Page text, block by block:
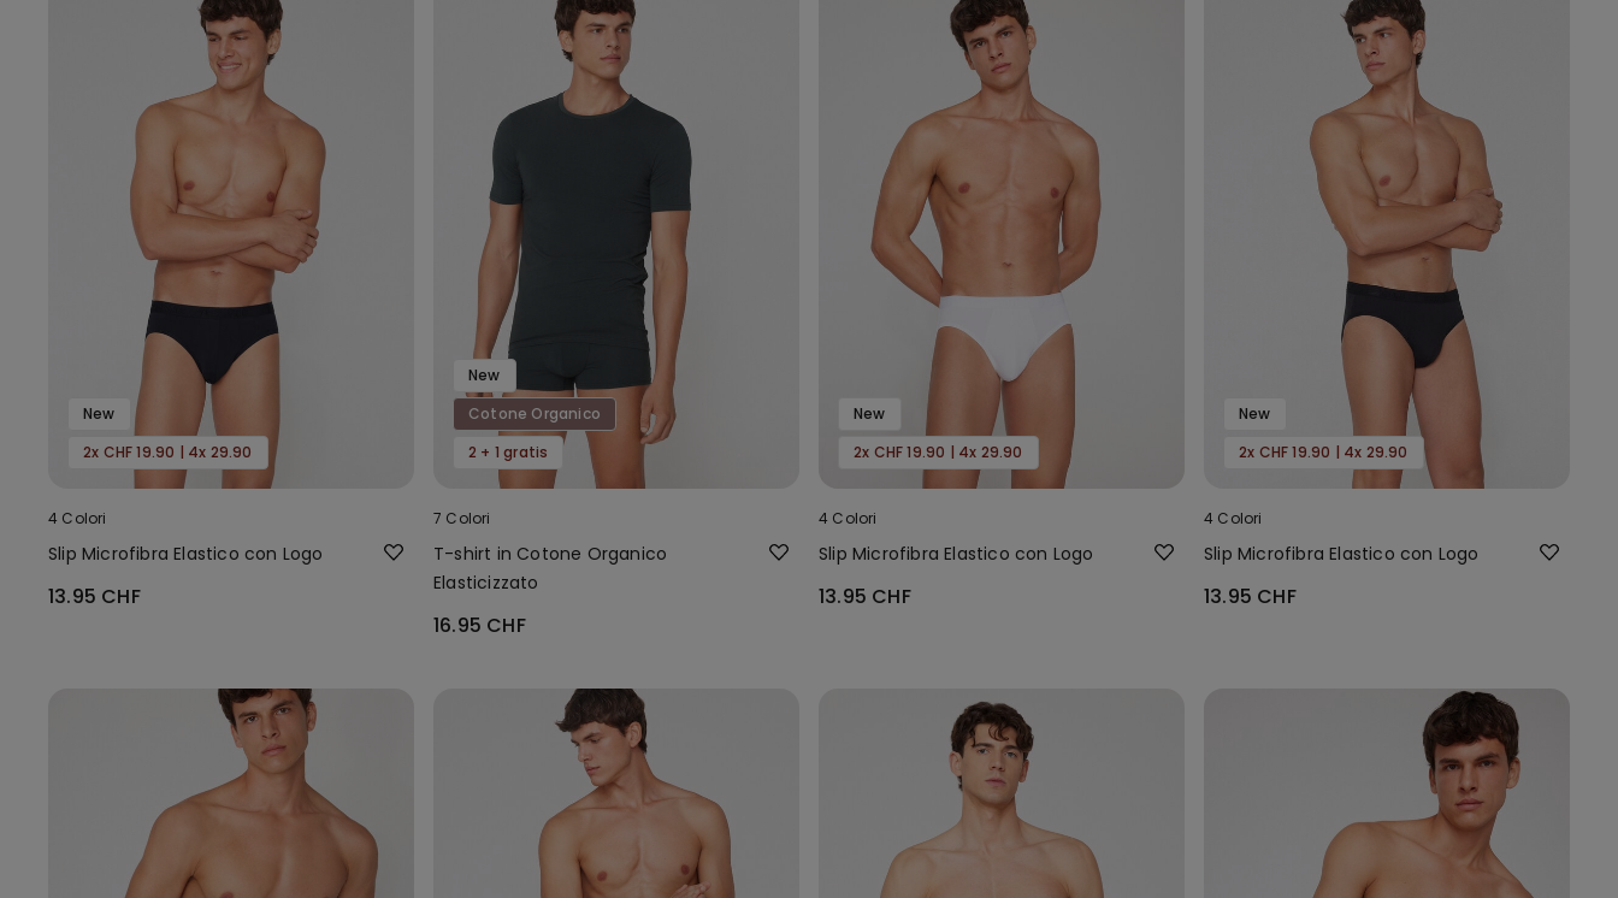
New
2x CHF 19.90 | 4x 29.90
4 Colori
Slip Microfibra Elastico con Logo
13.95 CHF
New
Cotone Organico
2 + 1 gratis
7 Colori
T-shirt in Cotone Organico
Elasticizzato
16.95 CHF
New
2x CHF 19.90 | 4x 29.90
4 Colori
Slip Microfibra Elastico con Logo
13.95 CHF
New
2x CHF 19.90 | 4x 29.90
4 Colori
Slip Microfibra Elastico con Logo
13.95 CHF